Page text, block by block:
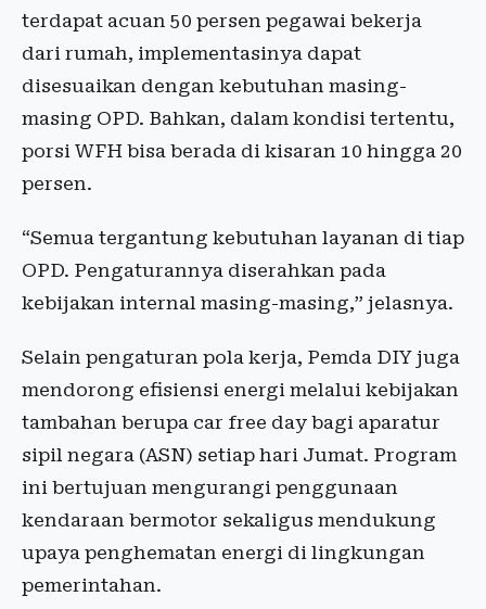
terdapat acuan 50 persen pegawai bekerja
dari rumah, implementasinya dapat
disesuaikan dengan kebutuhan masing-
masing OPD. Bahkan, dalam kondisi tertentu,
porsi WFH bisa berada di kisaran 10 hingga 20
persen.
“Semua tergantung kebutuhan layanan di tiap
OPD. Pengaturannya diserahkan pada
kebijakan internal masing-masing,” jelasnya.
Selain pengaturan pola kerja, Pemda DIY juga
mendorong efisiensi energi melalui kebijakan
tambahan berupa car free day bagi aparatur
sipil negara (ASN) setiap hari Jumat. Program
ini bertujuan mengurangi penggunaan
kendaraan bermotor sekaligus mendukung
upaya penghematan energi di lingkungan
pemerintahan.